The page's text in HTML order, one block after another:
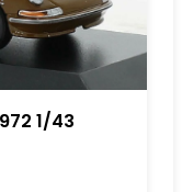
1/43